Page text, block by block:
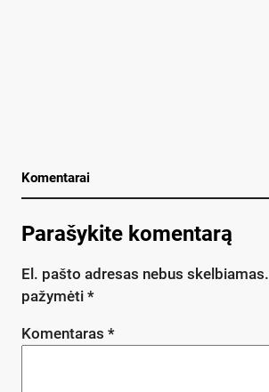
Komentarai
Parašykite komentarą
El. pašto adresas nebus skelbiamas.
pažymėti *
Komentaras *